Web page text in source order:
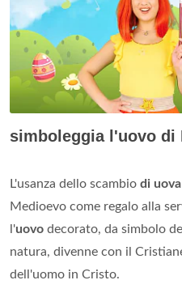
simboleggia l'uovo di
L'usanza dello scambio di uova
Medioevo come regalo alla
l'uovo decorato, da simbolo
natura, divenne con il
dell'uomo in Cristo.